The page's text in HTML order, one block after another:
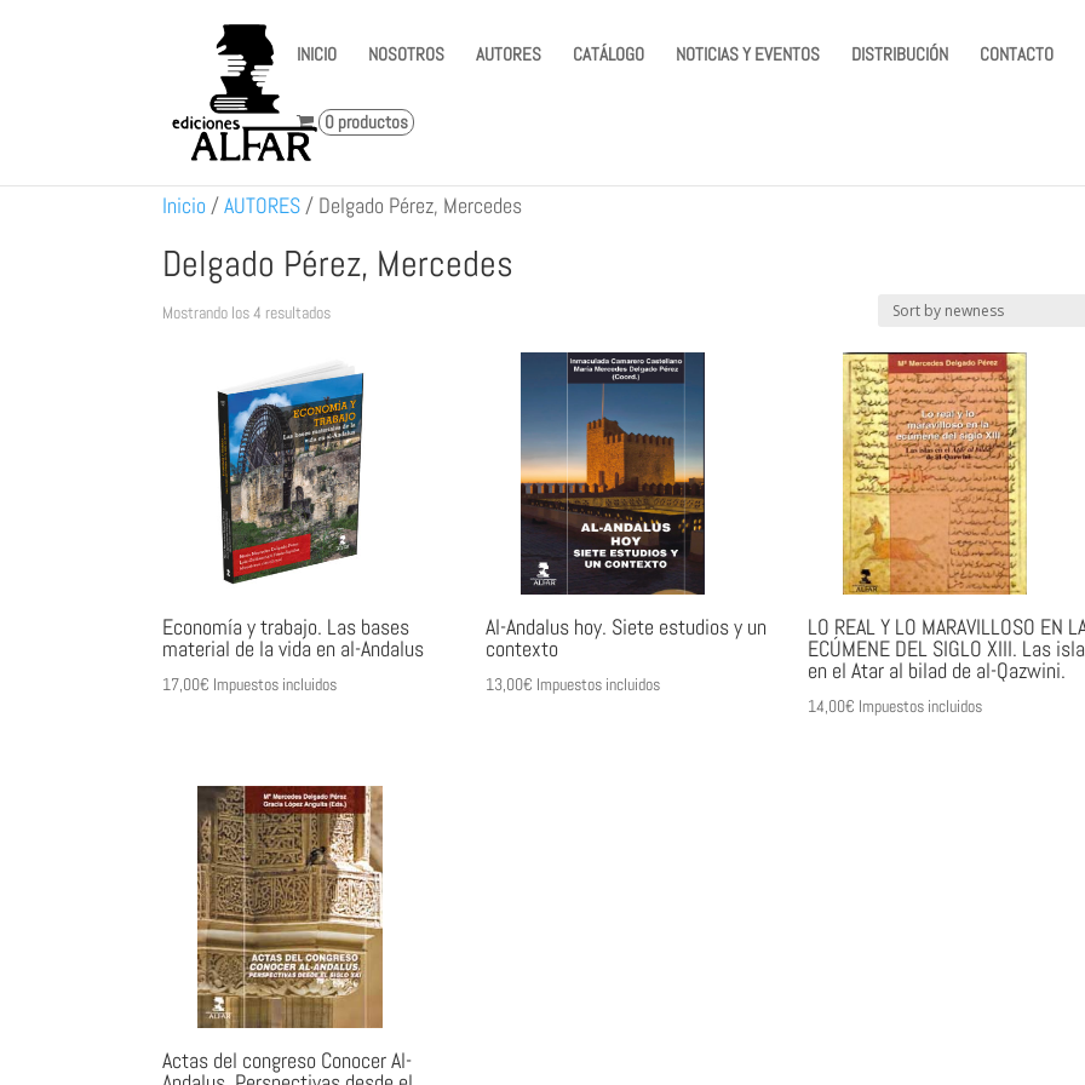
INICIO NOSOTROS AUTORES CATÁLOGO NOTICIAS Y EVENTOS DISTRIBUCIÓN CONTACTO
0 productos
Inicio /AUTORES / Delgado Pérez, Mercedes
Delgado Pérez, Mercedes
Mostrando los 4 resultadosOrdenado
los
últimos
Economía y trabajo. Las bases
material de la vida en al-Andalus
17,00€ Impuestos incluidos
Al-Andalus hoy. Siete estudios y un
contexto
13,00€ Impuestos incluidos
LO REAL Y LO MARAVILLOSO EN
ECÚMENE DEL SIGLO XIII. Las
en el Atar al bilad de al-Qazwini.
14,00€ Impuestos incluidos
Actas del congreso Conocer Al-